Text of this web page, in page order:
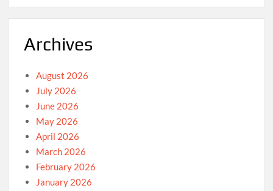
Archives
August 2026
July 2026
June 2026
May 2026
April 2026
March 2026
February 2026
January 2026